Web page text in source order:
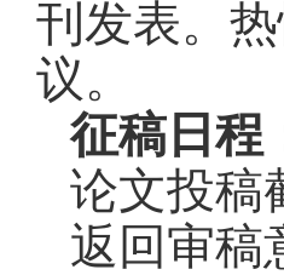
刊发表。
议。
征稿日程
论文投稿
返回审稿